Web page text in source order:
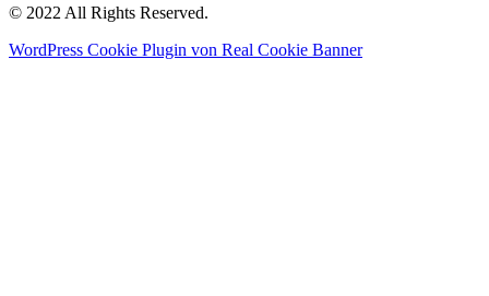
© 2022 All Rights Reserved.
WordPress Cookie Plugin von Real Cookie Banner